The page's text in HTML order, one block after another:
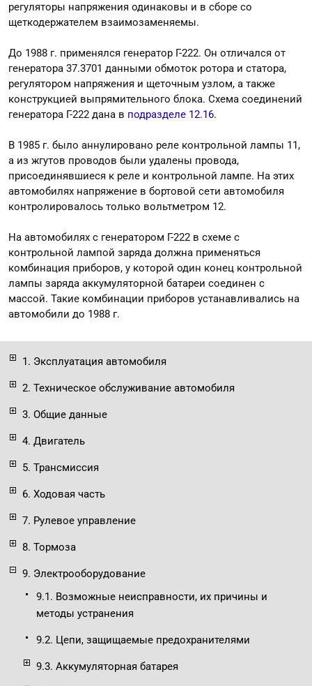
1. Эксплуатация автомобиля
2. Техническое обслуживание автомобиля
3. Общие данные
4. Двигатель
5. Трансмиссия
6. Ходовая часть
7. Рулевое управление
8. Тормоза
9. Электрооборудование
9.1. Возможные неисправности, их причины и
методы устранения
9.2. Цепи, защищаемые предохранителями
9.3. Аккумуляторная батарея
регуляторы напряжения одинаковы и в сборе со
щеткодержателем взаимозаменяемы.
До 1988 г. применялся генератор Г-222. Он отличался от
генератора 37.3701 данными обмоток ротора и статора,
регулятором напряжения и щеточным узлом, а также
конструкцией выпрямительного блока. Схема соединений
генератора Г-222 дана в подразделе 12.16.
В 1985 г. было аннулировано реле контрольной лампы 11,
а из жгутов проводов были удалены провода,
присоединявшиеся к реле и контрольной лампе. На этих
автомобилях напряжение в бортовой сети автомобиля
контролировалось только вольтметром 12.
На автомобилях с генератором Г-222 в схеме с
контрольной лампой заряда должна применяться
комбинация приборов, у которой один конец контрольной
лампы заряда аккумуляторной батареи соединен с
массой. Такие комбинации приборов устанавливались на
автомобили до 1988 г.